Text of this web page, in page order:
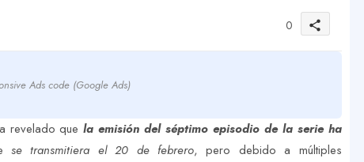
0 share
Ads code (Google Ads)
revelado quela emisión del séptimo episodio de la serie ha
se transmitiera el 20 de febrero, pero debido a múltiples